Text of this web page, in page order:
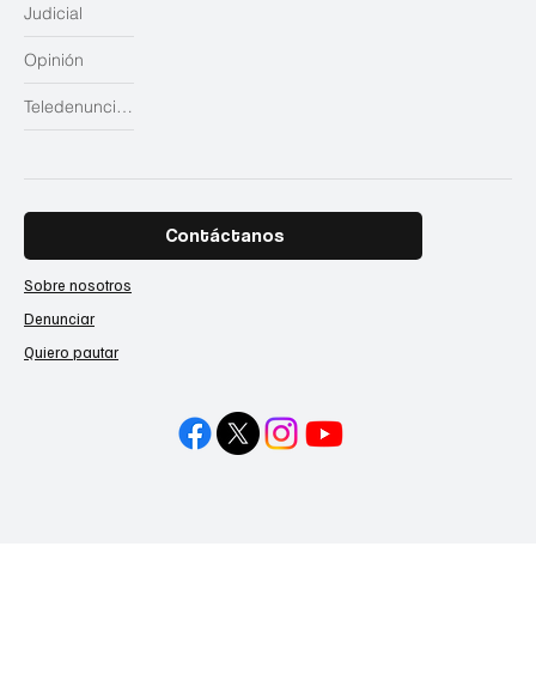
Judicial
Opinión
Teledenuncias
Contáctanos
Sobre nosotros
Denunciar
Quiero pautar